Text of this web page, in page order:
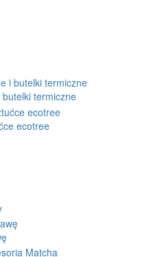
termiczne
ecotree